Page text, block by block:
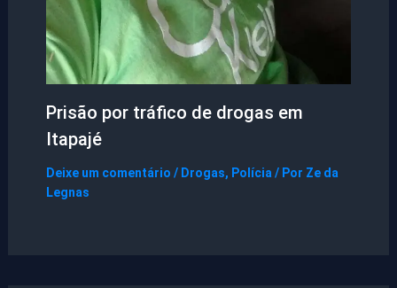
Prisão por tráfico de drogas em
Itapajé
Deixe um comentário / Drogas, Polícia/ Por Ze da
Legnas